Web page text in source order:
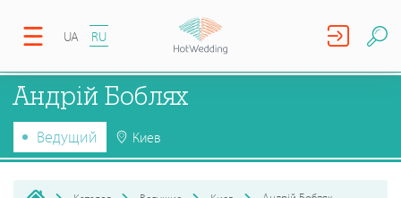
UA RU
Андрій Боблях
Ведущий Киев